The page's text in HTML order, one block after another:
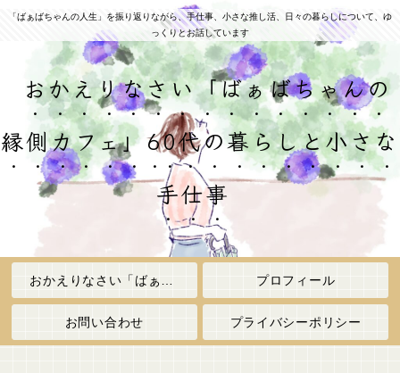
「ばぁばちゃんの人生」を振り返りながら、手仕事、小さな推し活、日々の暮らしについて、ゆ
っくりとお話しています
おかえりなさい「ばぁばちゃんの
縁側カフェ」60代の暮らしと小さな
手仕事
プロフィール
お問い合わせ プライバシーポリシー